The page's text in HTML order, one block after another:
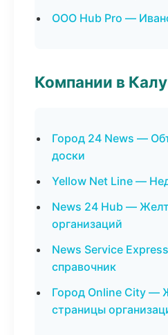
ООО Hub Pro —
Компании в
Город 24 News —
доски
Yellow Net Line —
News 24 Hub —
организаций
News Service
справочник
Город Online City —
страницы